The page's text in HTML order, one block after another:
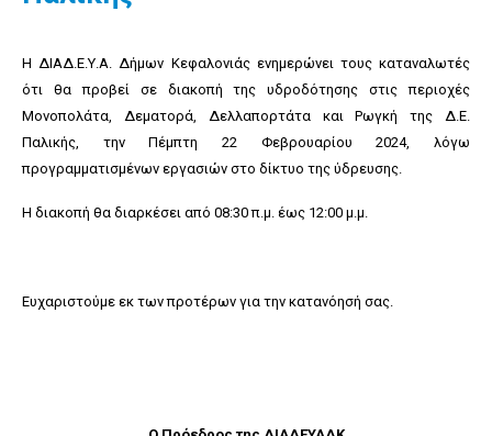
Η ΔΙΑΔ.Ε.Υ.Α. Δήμων Κεφαλονιάς ενημερώνει τους καταναλωτές
ότι θα προβεί σε διακοπή της υδροδότησης στις περιοχές
Μονοπολάτα, Δεματορά, Δελλαπορτάτα και Ρωγκή της Δ.Ε.
Παλικής, την Πέμπτη 22 Φεβρουαρίου 2024, λόγω
προγραμματισμένων εργασιών στο δίκτυο της ύδρευσης.
Η διακοπή θα διαρκέσει από 08:30 π.μ. έως 12:00 μ.μ.
Ευχαριστούμε εκ των προτέρων για την κατανόησή σας.